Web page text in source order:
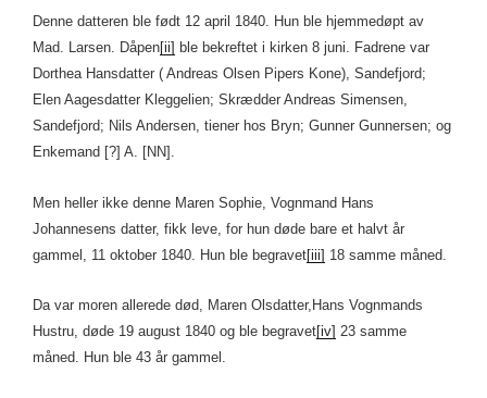
Denne datteren ble født 12 april 1840. Hun ble hjemmedøpt av
Mad. Larsen. Dåpen[ii] ble bekreftet i kirken 8 juni. Fadrene var
Dorthea Hansdatter ( Andreas Olsen Pipers Kone), Sandefjord;
Elen Aagesdatter Kleggelien; Skrædder Andreas Simensen,
Sandefjord; Nils Andersen, tiener hos Bryn; Gunner Gunnersen; og
Enkemand [?] A. [NN].
Men heller ikke denne Maren Sophie, Vognmand Hans
Johannesens datter, fikk leve, for hun døde bare et halvt år
gammel, 11 oktober 1840. Hun ble begravet[iii] 18 samme måned.
Da var moren allerede død, Maren Olsdatter,Hans Vognmands
Hustru, døde 19 august 1840 og ble begravet[iv] 23 samme
måned. Hun ble 43 år gammel.